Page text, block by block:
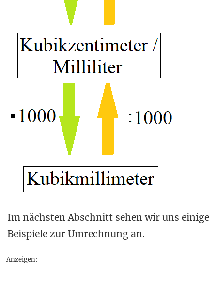
Im nächsten Abschnitt sehen wir uns einige
Beispiele zur Umrechnung an.
Anzeigen: